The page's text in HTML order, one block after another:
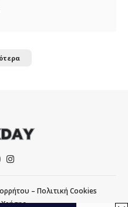
– Πολιτική Cookies